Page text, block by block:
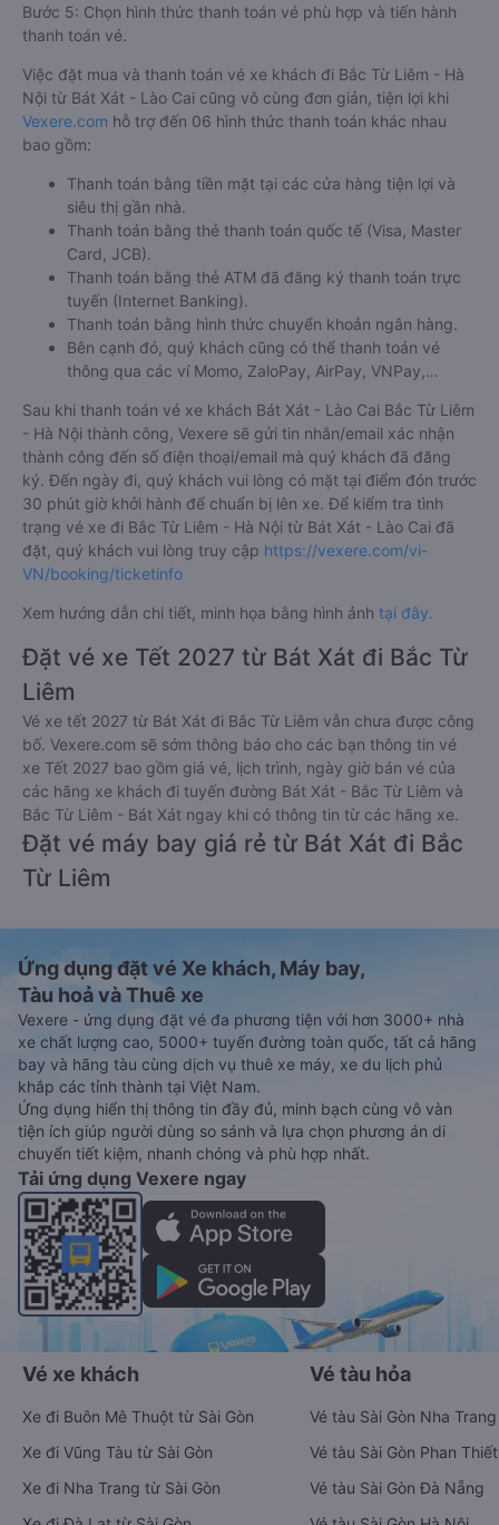
Bước 5: Chọn hình thức thanh toán vé phù hợp và tiến hành
thanh toán vé.
Việc đặt mua và thanh toán vé xe khách đi Bắc Từ Liêm - Hà
Nội từ Bát Xát - Lào Cai cũng vô cùng đơn giản, tiện lợi khi
Vexere.com hỗ trợ đến 06 hình thức thanh toán khác nhau
bao gồm:
Thanh toán bằng tiền mặt tại các cửa hàng tiện lợi và
siêu thị gần nhà.
Thanh toán bằng thẻ thanh toán quốc tế (Visa, Master
Card, JCB).
Thanh toán bằng thẻ ATM đã đăng ký thanh toán trực
tuyến (Internet Banking).
Thanh toán bằng hình thức chuyển khoản ngân hàng.
Bên cạnh đó, quý khách cũng có thể thanh toán vé
thông qua các ví Momo, ZaloPay, AirPay, VNPay,…
Sau khi thanh toán vé xe khách Bát Xát - Lào Cai Bắc Từ Liêm
- Hà Nội thành công, Vexere sẽ gửi tin nhắn/email xác nhận
thành công đến số điện thoại/email mà quý khách đã đăng
ký. Đến ngày đi, quý khách vui lòng có mặt tại điểm đón trước
30 phút giờ khởi hành để chuẩn bị lên xe. Để kiểm tra tình
trạng vé xe đi Bắc Từ Liêm - Hà Nội từ Bát Xát - Lào Cai đã
đặt, quý khách vui lòng truy cập https://vexere.com/vi-
VN/booking/ticketinfo
Xem hướng dẫn chi tiết, minh họa bằng hình ảnh tại đây.
Đặt vé xe Tết 2027 từ Bát Xát đi Bắc Từ
Liêm
Vé xe tết 2027 từ Bát Xát đi Bắc Từ Liêm vẫn chưa được công
bố. Vexere.com sẽ sớm thông báo cho các bạn thông tin vé
xe Tết 2027 bao gồm giá vé, lịch trình, ngày giờ bán vé của
các hãng xe khách đi tuyến đường Bát Xát - Bắc Từ Liêm và
Bắc Từ Liêm - Bát Xát ngay khi có thông tin từ các hãng xe.
Đặt vé máy bay giá rẻ từ Bát Xát đi Bắc
Từ Liêm
Ứng dụng đặt vé Xe khách, Máy bay,
Tàu hoả và Thuê xe
Vexere - ứng dụng đặt vé đa phương tiện với hơn 3000+ nhà
xe chất lượng cao, 5000+ tuyến đường toàn quốc, tất cả hãng
bay và hãng tàu cùng dịch vụ thuê xe máy, xe du lịch phủ
khắp các tỉnh thành tại Việt Nam.
Ứng dụng hiển thị thông tin đầy đủ, minh bạch cùng vô vàn
tiện ích giúp người dùng so sánh và lựa chọn phương án di
chuyển tiết kiệm, nhanh chóng và phù hợp nhất.
Tải ứng dụng Vexere ngay
Vé xe khách
Xe đi Buôn Mê Thuột từ Sài Gòn
Xe đi Vũng Tàu từ Sài Gòn
Xe đi Nha Trang từ Sài Gòn
Vé tàu hỏa
Vé tàu Sài Gòn Nha Trang
Vé tàu Sài Gòn Phan Thiết
Vé tàu Sài Gòn Đà Nẵng